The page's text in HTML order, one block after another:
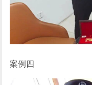
案例四